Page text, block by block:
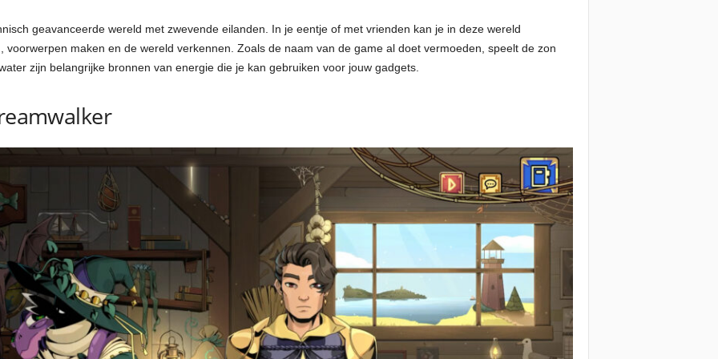
geavanceerde wereld met zwevende eilanden. In je eentje of met vrienden kan je in deze wereld
voorwerpen maken en de wereld verkennen. Zoals de naam van de game al doet vermoeden, speelt de zon
zijn belangrijke bronnen van energie die je kan gebruiken voor jouw gadgets.